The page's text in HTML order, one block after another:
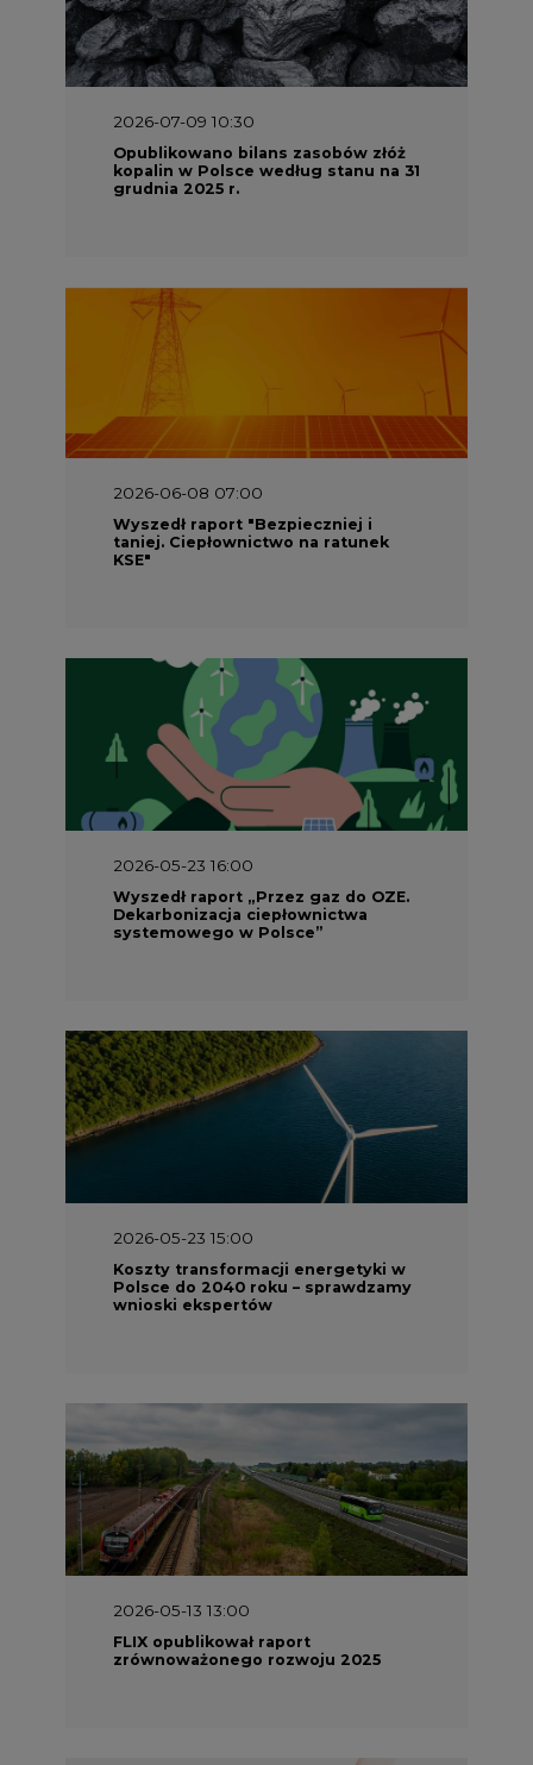
2026-07-09 10:30
Opublikowano bilans zasobów złóż
kopalin w Polsce według stanu na 31
grudnia 2025 r.
2026-06-08 07:00
Wyszedł raport "Bezpieczniej i
taniej. Ciepłownictwo na ratunek
KSE"
2026-05-23 16:00
Wyszedł raport „Przez gaz do OZE.
Dekarbonizacja ciepłownictwa
systemowego w Polsce”
2026-05-23 15:00
Koszty transformacji energetyki w
Polsce do 2040 roku – sprawdzamy
wnioski ekspertów
2026-05-13 13:00
FLIX opublikował raport
zrównoważonego rozwoju 2025